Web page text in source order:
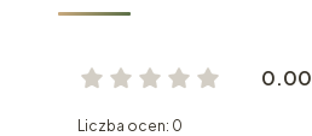
0.00
Liczba ocen: 0